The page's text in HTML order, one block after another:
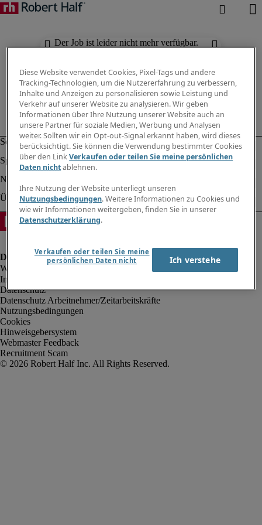
Der Job ist leider nicht mehr verfügbar.
Impressum
Datenschutz
Datenschutz Arbeitnehmer/Zeitarbeitskräfte
Nutzungsbedingungen
Cookies
Hinweisgebersystem
Webmaster Feedback
Recruitment Scam
Diese Website verwendet Cookies, Pixel-Tags und andere
Tracking-Technologien, um die Nutzererfahrung zu verbessern,
Inhalte und Anzeigen zu personalisieren sowie Leistung und
Verkehr auf unserer Website zu analysieren. Wir geben
Informationen über Ihre Nutzung unserer Website auch an
unsere Partner für soziale Medien, Werbung und Analysen
weiter. Sollten wir ein Opt-out-Signal erkannt haben, wird dieses
berücksichtigt. Sie können die Verwendung bestimmter Cookies
über den LinkVerkaufen oder teilen Sie meine persönlichen
Daten nichtablehnen.
Ihre Nutzung der Website unterliegt unseren
Nutzungsbedingungen. Weitere Informationen zu Cookies und
wie wir Informationen weitergeben, finden Sie in unserer
Datenschutzerklärung.
Verkaufen oder teilen Sie meine
persönlichen Daten nicht
Ich verstehe